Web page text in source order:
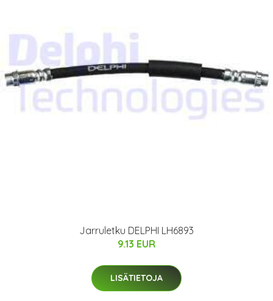
Jarruletku DELPHI LH6893
9.13 EUR
LISÄTIETOJA